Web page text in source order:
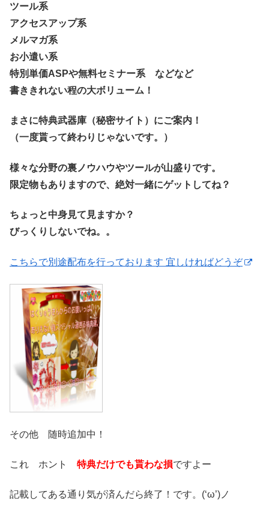
ツール系
アクセスアップ系
メルマガ系
お小遣い系
特別単価ASPや無料セミナー系 などなど
書ききれない程の大ボリューム！
まさに特典武器庫（秘密サイト）にご案内！
（一度貰って終わりじゃないです。）
様々な分野の裏ノウハウやツールが山盛りです。
限定物もありますので、絶対一緒にゲットしてね？
ちょっと中身見て見ますか？
びっくりしないでね。。
こちらで別途配布を行っております 宜しければどうぞ
その他 随時追加中！
これ ホント 特典だけでも貰わな損ですよー
記載してある通り気が済んだら終了！です。(‘ω’)ノ